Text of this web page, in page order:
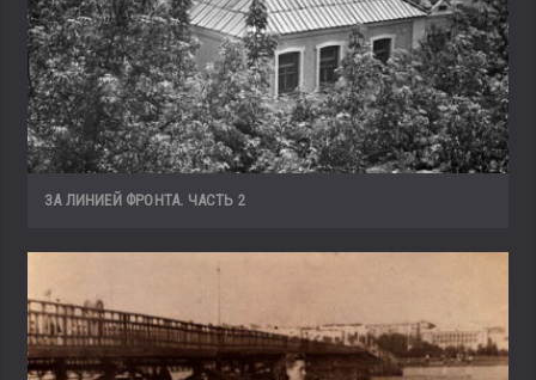
ЗА ЛИНИЕЙ ФРОНТА. ЧАСТЬ 2